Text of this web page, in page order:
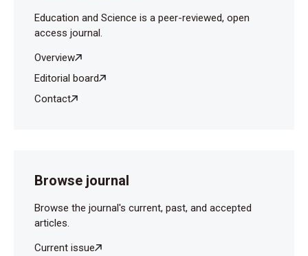
Education and Science is a peer-reviewed, open
access journal.
Overview
Editorial board
Contact
Browse journal
Browse the journal's current, past, and accepted
articles.
Current issue